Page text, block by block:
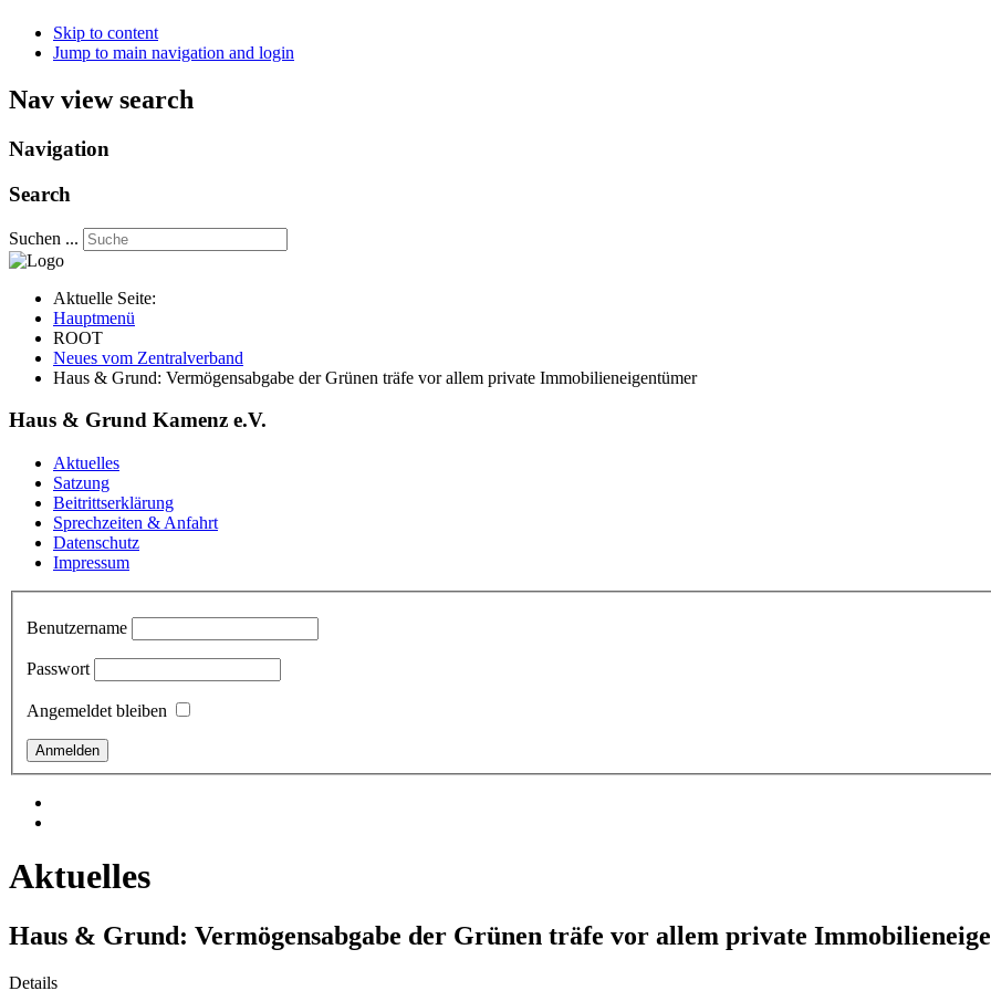
Skip to content
Jump to main navigation and login
Nav view search
Navigation
Search
Suchen ...
Aktuelle Seite:
Hauptmenü
ROOT
Neues vom Zentralverband
Haus & Grund: Vermögensabgabe der Grünen träfe vor allem private Immobilieneigentümer
Haus & Grund Kamenz e.V.
Aktuelles
Satzung
Beitrittserklärung
Sprechzeiten & Anfahrt
Datenschutz
Impressum
Benutzername
Passwort
Angemeldet bleiben
Aktuelles
Haus & Grund: Vermögensabgabe der Grünen träfe vor allem private
Details